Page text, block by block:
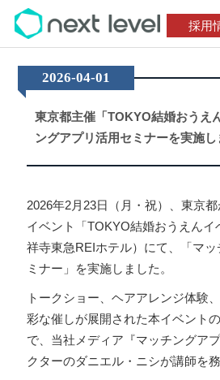
採用
2026-04-01
東京都主催「TOKYO結婚おうえ
ングアプリ活用セミナーを実施し
2026年2月23日（月・祝）、東京
イベント「TOKYO結婚おうえんイ
祥寺東急REIホテル）にて、「マ
ミナー」を実施しました。
トークショー、ヘアアレンジ体験
彩な催しが展開された本イベント
で、当社メディア『マッチングア
クターのダニエル・ニシが講師を務